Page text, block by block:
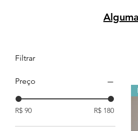
Filtrar
Preço
R$ 90 R$ 180